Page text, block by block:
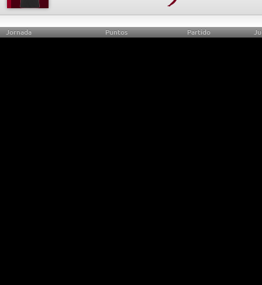
Jornada Puntos Partido